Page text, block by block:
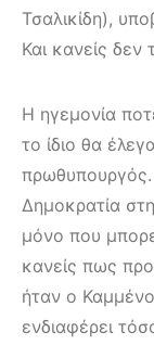
Τσαλικίδη),
Και κανείς
Η ηγεμονία
το ίδιο θα
πρωθυπουργός.
Δημοκρατία
μόνο που
κανείς πως
ήταν ο
ενδιαφέρει